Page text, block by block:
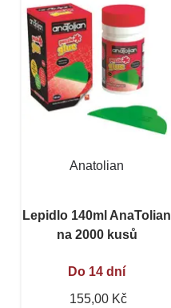
Anatolian
Lepidlo 140ml AnaTolian
na 2000 kusů
Do 14 dní
155,00 Kč